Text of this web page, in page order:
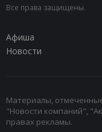
Все права защищены.
Афиша
Новости
Материалы,
"Новости компаний",
правах рекламы.